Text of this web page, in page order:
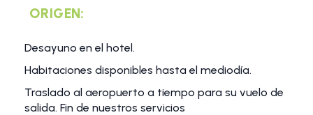
ORIGEN:
Desayuno en el hotel.
Habitaciones disponibles hasta el mediodía.
Traslado al aeropuerto a tiempo para su vuelo de
salida. Fin de nuestros servicios